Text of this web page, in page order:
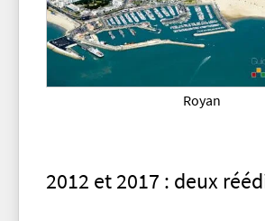
Royan
2012 et 2017 : deux